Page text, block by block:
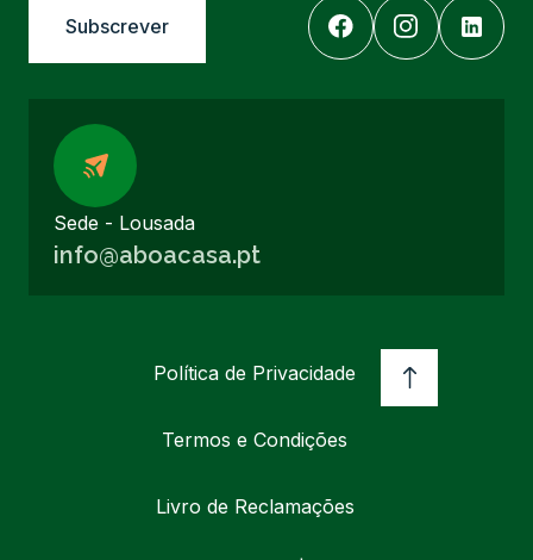
Sede - Lousada
info@aboacasa.pt
Política de Privacidade
Termos e Condições
Livro de Reclamações